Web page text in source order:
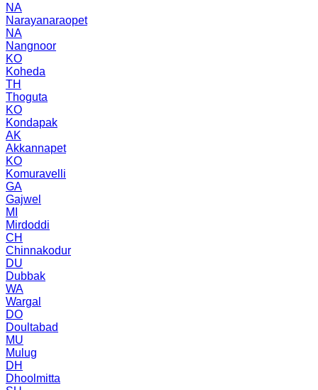
NA
Narayanaraopet
NA
Nangnoor
KO
Koheda
TH
Thoguta
KO
Kondapak
AK
Akkannapet
KO
Komuravelli
GA
Gajwel
MI
Mirdoddi
CH
Chinnakodur
DU
Dubbak
WA
Wargal
DO
Doultabad
MU
Mulug
DH
Dhoolmitta